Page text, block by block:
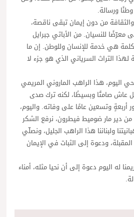
ورسالة.
من دون إيمان تبقى ناقصة،
معرّضًا للنسيان. من الأباتي جبرايل
هي خدمة للإنسان وللوطن. إن ما
التراث السرياني الذي هو جزء لا
اليوم، هذا الراهب الماروني المريمي
عاش صامتًا وبسيطًا، لكنه ترك صدى
أربعةٍ وتسعين عامًا على وفاته. واليوم،
من دير مار ضوميط فيطرون، نرفع الشكر
ولبناننا هذا الراهب الجليل، ونصلّي
ودعوة إلى الثبات في الإيمان
له اليوم دعوة إلى أن نحيا مثله، أمناء